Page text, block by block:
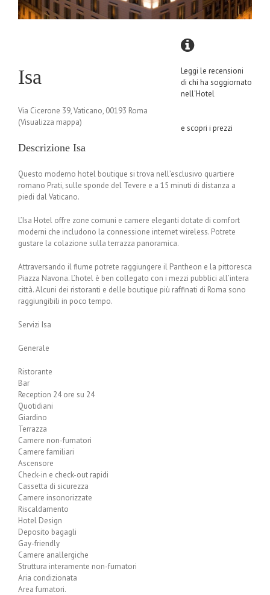
Leggi le recensioni
di chi ha soggiornato
nell'Hotel
e scopri i prezzi
Isa
Via Cicerone 39, Vaticano, 00193 Roma
(Visualizza mappa)
Descrizione Isa
Questo moderno hotel boutique si trova nell’esclusivo quartiere
romano Prati, sulle sponde del Tevere e a 15 minuti di distanza a
piedi dal Vaticano.
L’Isa Hotel offre zone comuni e camere eleganti dotate di comfort
moderni che includono la connessione internet wireless. Potrete
gustare la colazione sulla terrazza panoramica.
Attraversando il fiume potrete raggiungere il Pantheon e la pittoresca
Piazza Navona. L’hotel è ben collegato con i mezzi pubblici all’intera
città. Alcuni dei ristoranti e delle boutique più raffinati di Roma sono
raggiungibili in poco tempo.
Servizi Isa
Generale
Ristorante
Bar
Reception 24 ore su 24
Quotidiani
Giardino
Terrazza
Camere non-fumatori
Camere familiari
Ascensore
Check-in e check-out rapidi
Cassetta di sicurezza
Camere insonorizzate
Riscaldamento
Hotel Design
Deposito bagagli
Gay-friendly
Camere anallergiche
Struttura interamente non-fumatori
Aria condizionata
Area fumatori.